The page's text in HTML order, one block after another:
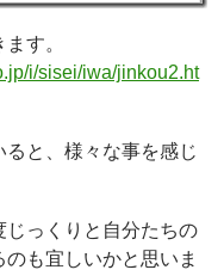
す。
i/sisei/iwa/jinkou2.ht
と、様々な事を感じ
っくりと自分たちの
も宜しいかと思いま